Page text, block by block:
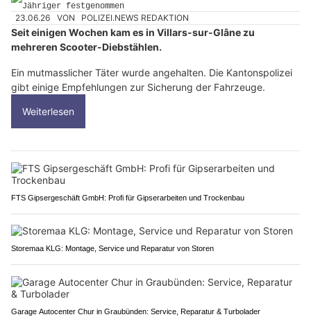
23.06.26 VON POLIZEI.NEWS REDAKTION
Seit einigen Wochen kam es in Villars-sur-Glâne zu
mehreren Scooter-Diebstählen.
Ein mutmasslicher Täter wurde angehalten. Die Kantonspolizei
gibt einige Empfehlungen zur Sicherung der Fahrzeuge.
Weiterlesen
FTS Gipsergeschäft GmbH: Profi für Gipserarbeiten und Trockenbau
Storemaa KLG: Montage, Service und Reparatur von Storen
Garage Autocenter Chur in Graubünden: Service, Reparatur & Turbolader